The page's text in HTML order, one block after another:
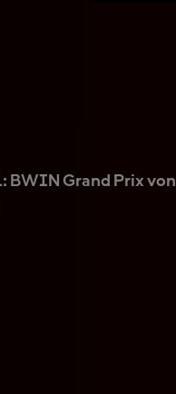
BWIN Grand Prix von